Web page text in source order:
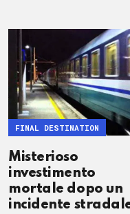
Misterioso
investimento
mortale dopo un
incidente
FINAL DESTINATION